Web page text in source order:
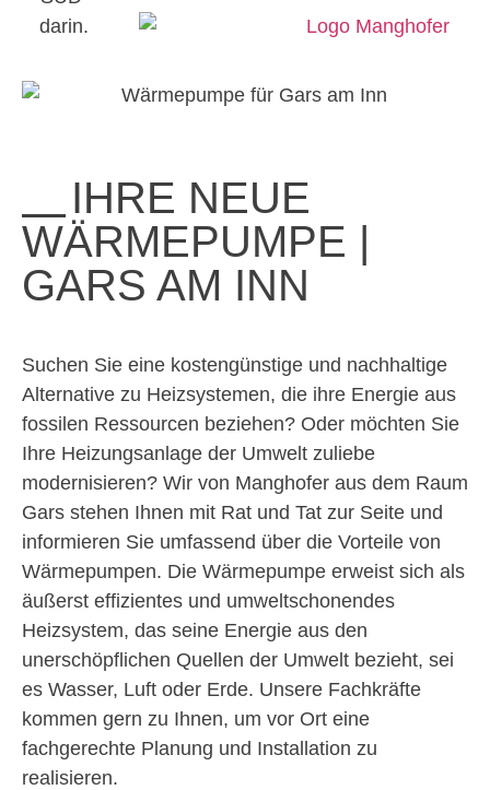
IHRE NEUE
WÄRMEPUMPE |
GARS AM INN
Suchen Sie eine kostengünstige und nachhaltige
Alternative zu Heizsystemen, die ihre Energie aus
fossilen Ressourcen beziehen? Oder möchten Sie
Ihre Heizungsanlage der Umwelt zuliebe
modernisieren? Wir von Manghofer aus dem Raum
Gars stehen Ihnen mit Rat und Tat zur Seite und
informieren Sie umfassend über die Vorteile von
Wärmepumpen. Die Wärmepumpe erweist sich als
äußerst effizientes und umweltschonendes
Heizsystem, das seine Energie aus den
unerschöpflichen Quellen der Umwelt bezieht, sei
es Wasser, Luft oder Erde. Unsere Fachkräfte
kommen gern zu Ihnen, um vor Ort eine
fachgerechte Planung und Installation zu
realisieren.